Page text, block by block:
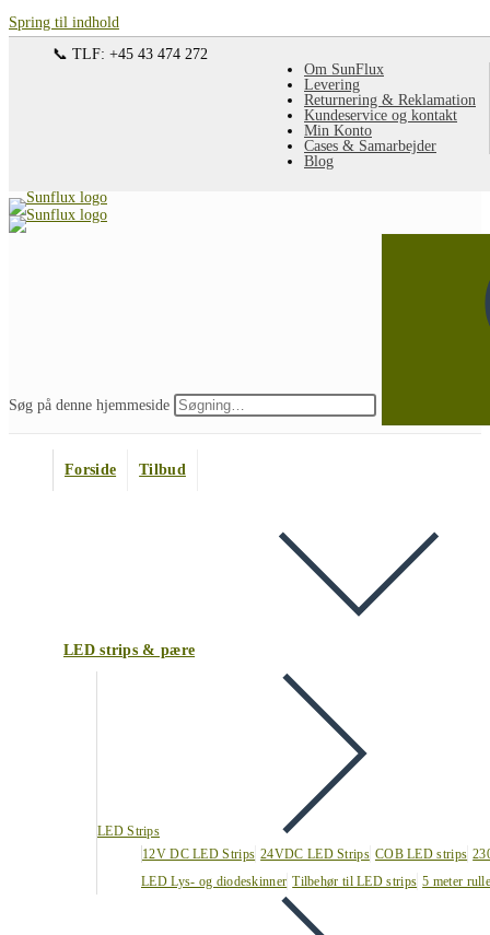
Spring til indhold
Om SunFlux
Levering
Returnering & Reklamation
Kundeservice og kontakt
Min Konto
Cases & Samarbejder
Blog
📞 TLF: +45 43 474 272
Søg på denne hjemmeside
Forside Tilbud
LED strips & pære
LED Strips
12V DC LED Strips 24VDC LED Strips COB LED strips
LED Lys- og diodeskinner Tilbehør til LED strips 5 meter